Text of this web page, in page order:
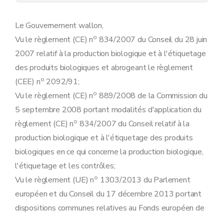
Art. 17
Art. 19
Art. 20
Art. 22
Art. 23
Art. 24
Art. 25
Art. 26
Art. 27
Art. 28
Art. 29
Art. 30
Art. 31
Art. 32
Chapitre V
Modifications de l'arrêté du Gouvernement wallon du 3 septembre 2015 relatif à l'octroi des aides à l'agriculture biologique et abrogeant l'arrêté du Gouvernement wallon du 3 avril 2014 relatif à l'octroi d'aides à l'agriculture biologique
Art. 33
Art. 34
Art. 35
Le Gouvernement wallon,
Vu le règlement (CE) no 834/2007 du Conseil du 28 juin
2007 relatif à la production biologique et à l'étiquetage
des produits biologiques et abrogeant le règlement
(CEE) no 2092/91;
Vu le règlement (CE) no 889/2008 de la Commission du
5 septembre 2008 portant modalités d'application du
règlement (CE) no 834/2007 du Conseil relatif à la
production biologique et à l'étiquetage des produits
biologiques en ce qui concerne la production biologique,
l'étiquetage et les contrôles;
Vu le règlement (UE) no 1303/2013 du Parlement
européen et du Conseil du 17 décembre 2013 portant
dispositions communes relatives au Fonds européen de